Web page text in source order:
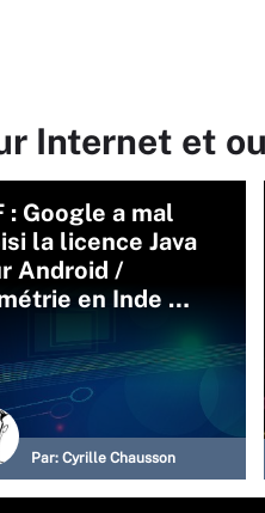
Internet et
: Google a mal
la licence Java
Android /
en Inde …
Par: Cyrille Chausson